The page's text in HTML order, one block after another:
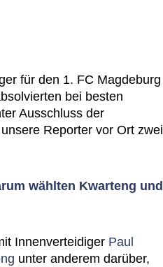
für den 1. FC Magdeburg
bei besten
Ausschluss der
Reporter vor Ort zwei
wählten Kwarteng und
Innenverteidiger Paul
unter anderem darüber,